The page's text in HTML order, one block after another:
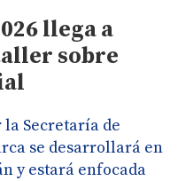
llega a
sobre
Secretaría de
se desarrollará en
y estará enfocada